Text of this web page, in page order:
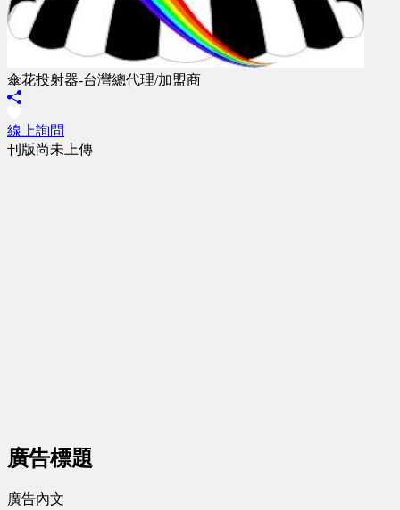
傘花投射器-台灣總代理/加盟商
線上詢問
刊版尚未上傳
廣告標題
廣告內文